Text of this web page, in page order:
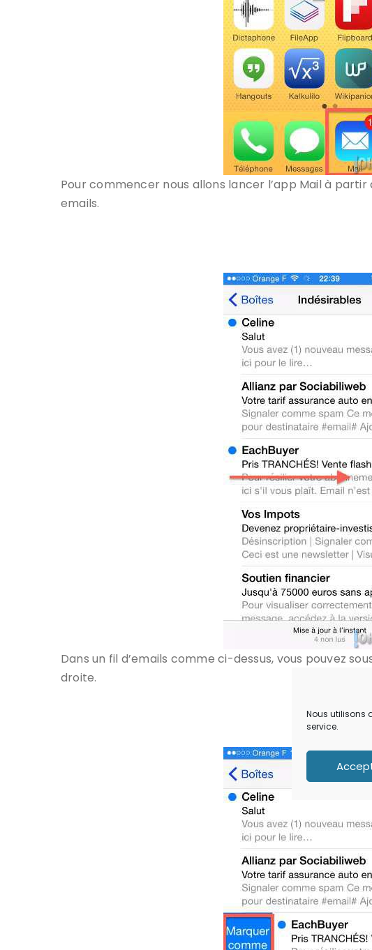
Nous utilisons
service.
Pour commencer nous allons lancer l’app Mail à
emails.
Dans un fil d’emails comme ci-dessus, vous pouvez
droite.